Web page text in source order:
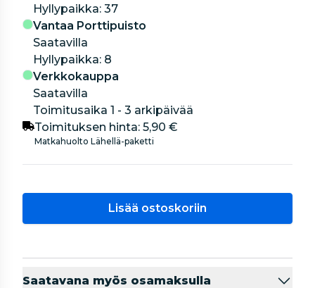
hyllypaikka: 37
Vantaa Porttipuisto
Saatavilla
hyllypaikka: 8
Verkkokauppa
Saatavilla
Toimitusaika 1 - 3 arkipäivää
Toimituksen hinta: 5,90 €
Matkahuolto Lähellä-paketti
Lisää ostoskoriin
Saatavana myös osamaksulla